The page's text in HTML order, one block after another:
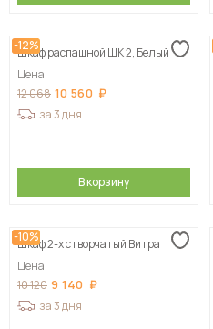
-12%
Шкаф распашной ШК 2, Белый
Цена
12 068 10 560
за 3 дня
В корзину
-10%
Шкаф 2-х створчатый Витра
Цена
10 120 9 140
за 3 дня